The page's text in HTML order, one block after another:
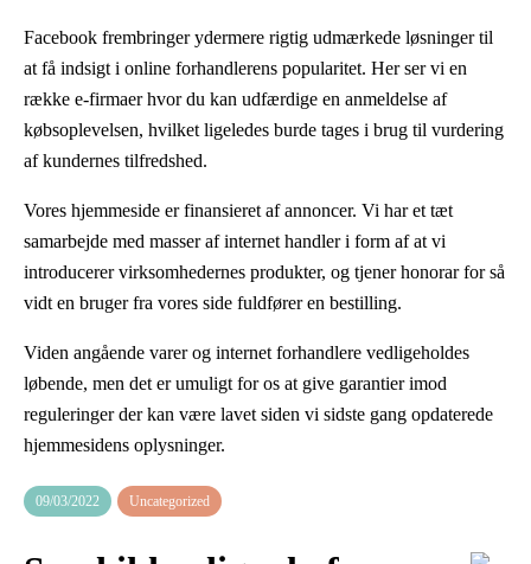
Facebook frembringer ydermere rigtig udmærkede løsninger til
at få indsigt i online forhandlerens popularitet. Her ser vi en
række e-firmaer hvor du kan udfærdige en anmeldelse af
købsoplevelsen, hvilket ligeledes burde tages i brug til vurdering
af kundernes tilfredshed.
Vores hjemmeside er finansieret af annoncer. Vi har et tæt
samarbejde med masser af internet handler i form af at vi
introducerer virksomhedernes produkter, og tjener honorar for så
vidt en bruger fra vores side fuldfører en bestilling.
Viden angående varer og internet forhandlere vedligeholdes
løbende, men det er umuligt for os at give garantier imod
reguleringer der kan være lavet siden vi sidste gang opdaterede
hjemmesidens oplysninger.
09/03/2022 Uncategorized